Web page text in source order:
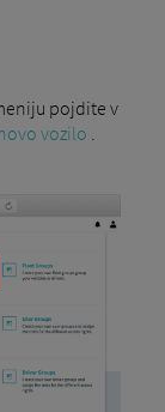
pojdite v
vozilo .